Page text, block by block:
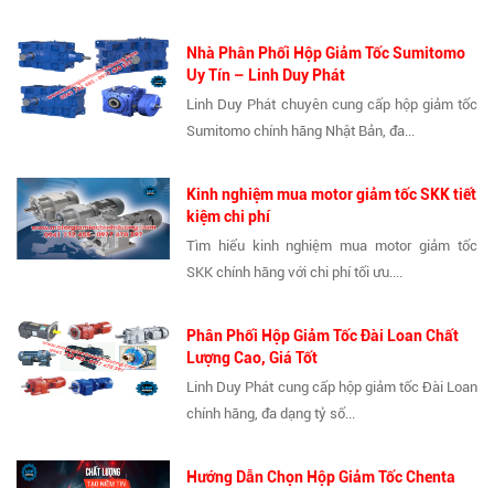
Nhà Phân Phối Hộp Giảm Tốc Sumitomo
Uy Tín – Linh Duy Phát
Linh Duy Phát chuyên cung cấp hộp giảm tốc
Sumitomo chính hãng Nhật Bản, đa...
Kinh nghiệm mua motor giảm tốc SKK tiết
kiệm chi phí
Tìm hiểu kinh nghiệm mua motor giảm tốc
SKK chính hãng với chi phí tối ưu....
Phân Phối Hộp Giảm Tốc Đài Loan Chất
Lượng Cao, Giá Tốt
Linh Duy Phát cung cấp hộp giảm tốc Đài Loan
chính hãng, đa dạng tỷ số...
Hướng Dẫn Chọn Hộp Giảm Tốc Chenta